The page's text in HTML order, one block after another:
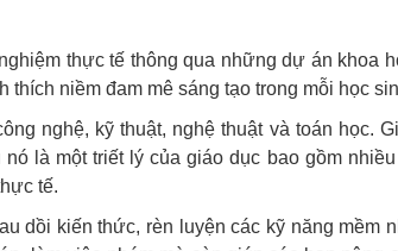
thực tế thông qua những dự án khoa
niềm đam mê sáng tạo trong mỗi học
nghệ, kỹ thuật, nghệ thuật và toán học.
là một triết lý của giáo dục bao gồm
tế.
dồi kiến thức, rèn luyện các kỹ năng mềm